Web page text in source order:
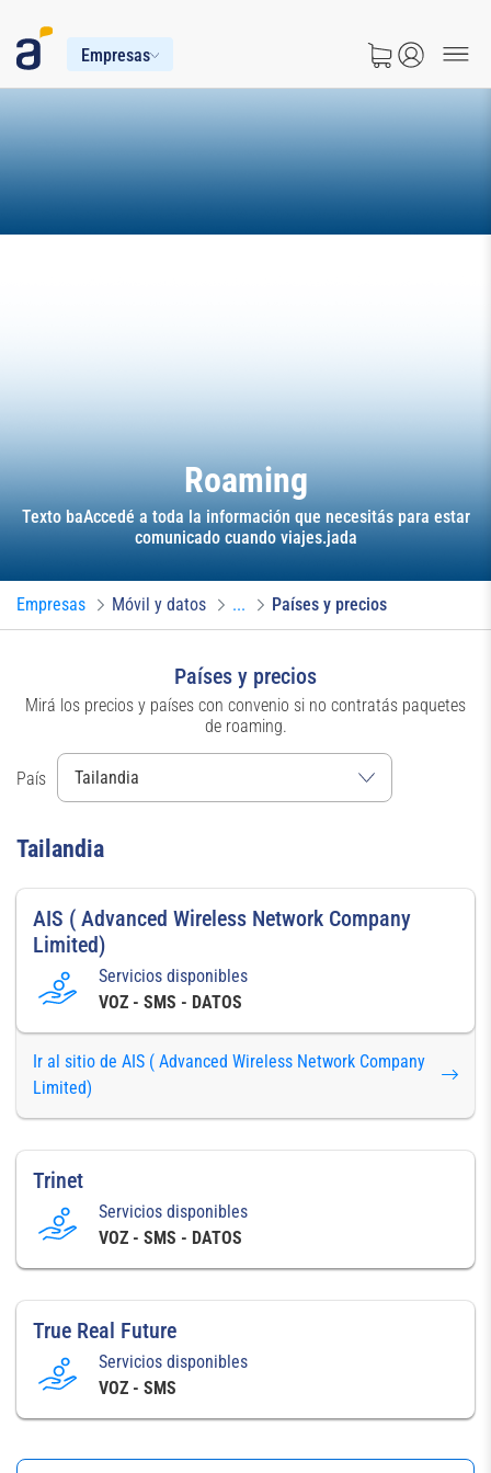
Empresas
Roaming
Texto baAccedé a toda la información que necesitás para estar
comunicado cuando viajes.jada
Empresas Móvil y datos ... Países y precios
Países y precios
Mirá los precios y países con convenio si no contratás paquetes
de roaming.
País
Tailandia
AIS ( Advanced Wireless Network Company
Limited)
Servicios disponibles
VOZ - SMS - DATOS
Ir al sitio de AIS ( Advanced Wireless Network Company
Limited)
Trinet
Servicios disponibles
VOZ - SMS - DATOS
True Real Future
Servicios disponibles
VOZ - SMS